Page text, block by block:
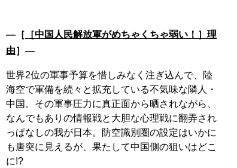
―［ ［中国人民解放軍がめちゃくちゃ弱い！］理
由］―
世界2位の軍事予算を惜しみなく注ぎ込んで、陸
海空で軍備を続々と拡充している不気味な隣人・
中国。その軍事圧力に真正面から晒されながら、
なんでもありの情報戦と大胆な心理戦に翻弄され
っぱなしの我が日本。防空識別圏の設定はいかに
も唐突に見えるが、果たして中国側の狙いはどこ
に!?